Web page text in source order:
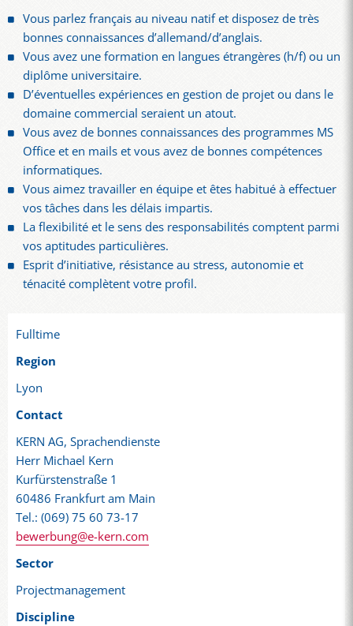
Vous parlez français au niveau natif et disposez de très
bonnes connaissances d’allemand/d’anglais.
Vous avez une formation en langues étrangères (h/f) ou un
diplôme universitaire.
D’éventuelles expériences en gestion de projet ou dans le
domaine commercial seraient un atout.
Vous avez de bonnes connaissances des programmes MS
Office et en mails et vous avez de bonnes compétences
informatiques.
Vous aimez travailler en équipe et êtes habitué à effectuer
vos tâches dans les délais impartis.
La flexibilité et le sens des responsabilités comptent parmi
vos aptitudes particulières.
Esprit d’initiative, résistance au stress, autonomie et
ténacité complètent votre profil.
Fulltime
Region
Lyon
Contact
KERN AG, Sprachendienste
Herr Michael Kern
Kurfürstenstraße 1
60486 Frankfurt am Main
Tel.: (069) 75 60 73-17
bewerbung@e-kern.com
Sector
Projectmanagement
Discipline